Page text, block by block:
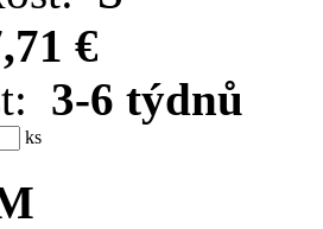
€
3-6 týdnů
ks